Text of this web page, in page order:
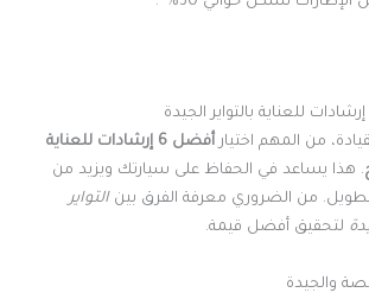
من المهم اختيار
أفضل 6 إرشادات للعناية
. هذا يساعد في الحفاظ على سيارتك ويزيد من
من الضروري معرفة الفرق بين التواير
لتحقيق أفضل قيمة.
والجيدة